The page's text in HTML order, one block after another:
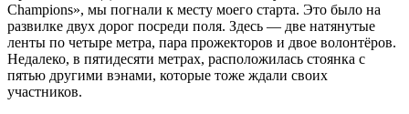
Champions», мы погнали к месту моего старта. Это было на
развилке двух дорог посреди поля. Здесь — две натянутые
ленты по четыре метра, пара прожекторов и двое волонтёров.
Недалеко, в пятидесяти метрах, расположилась стоянка с
пятью другими вэнами, которые тоже ждали своих
участников.